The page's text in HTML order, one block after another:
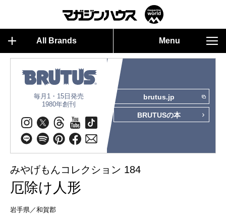
All Brands Menu
毎月1・15日発売
1980年創刊
brutus.jp
BRUTUSの本
みやげもんコレクション 184
厄除け人形
岩手県／和賀郡